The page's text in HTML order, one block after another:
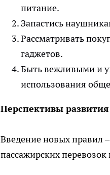
питание.
Запастись
Рассматривать
гаджетов.
Быть вежливыми и
использования
Перспективы
Введение новых правил
пассажирских